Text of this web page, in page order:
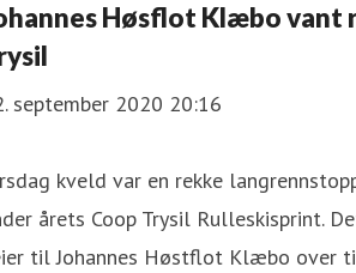
Høsflot Klæbo vant
september 2020 20:16
kveld var en rekke
årets Coop Trysil Rulleskisprint.
til Johannes Høstflot Klæbo over